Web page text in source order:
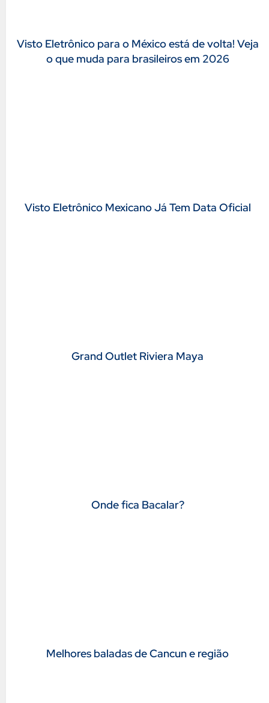
Visto Eletrônico para o México está de volta! Veja
o que muda para brasileiros em 2026
Visto Eletrônico Mexicano Já Tem Data Oficial
Grand Outlet Riviera Maya
Onde fica Bacalar?
Melhores baladas de Cancun e região